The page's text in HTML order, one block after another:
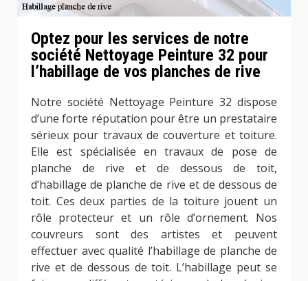
Optez pour les services de notre
société Nettoyage Peinture 32 pour
l’habillage de vos planches de rive
Notre société Nettoyage Peinture 32 dispose
d’une forte réputation pour être un prestataire
sérieux pour travaux de couverture et toiture.
Elle est spécialisée en travaux de pose de
planche de rive et de dessous de toit,
d’habillage de planche de rive et de dessous de
toit. Ces deux parties de la toiture jouent un
rôle protecteur et un rôle d’ornement. Nos
couvreurs sont des artistes et peuvent
effectuer avec qualité l’habillage de planche de
rive et de dessous de toit. L’habillage peut se